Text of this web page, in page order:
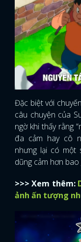
Đặc biệt với
câu chuyện của
ngờ khi thấy rằng
đa cảm hay cô
nhưng lại có một
dũng cảm hơn bao
>>> Xem thêm:
ảnh ấn tượng